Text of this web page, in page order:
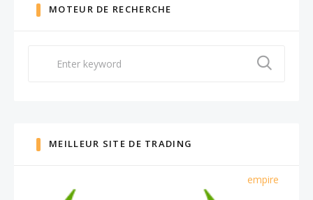
MOTEUR DE RECHERCHE
MEILLEUR SITE DE TRADING
empire